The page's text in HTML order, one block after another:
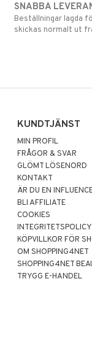
SNABBA
Beställningar lagda
skickas normalt ut
KUNDTJÄNST
MIN PROFIL
FRÅGOR & SVAR
GLÖMT LÖSENORD
KONTAKT
ÄR DU EN
BLI AFFILIATE
COOKIES
INTEGRITETSPOLICY
KÖPVILLKOR FÖR
OM SHOPPING4NET
SHOPPING4NET
TRYGG E-HANDEL